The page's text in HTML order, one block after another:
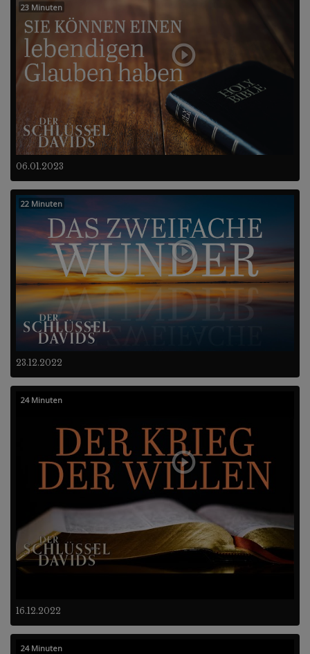
06.01.2023
23 Minuten
23.12.2022
22 Minuten
16.12.2022
24 Minuten
24 Minuten